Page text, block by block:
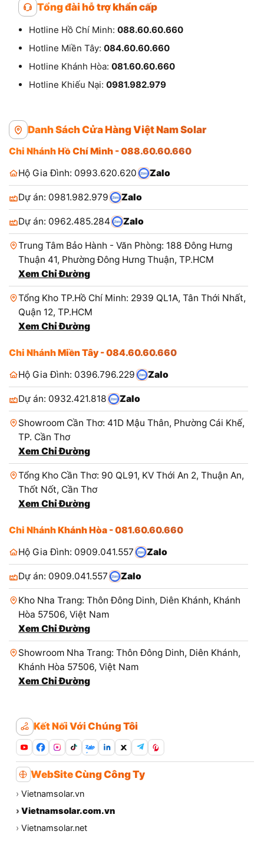
Tổng đài hỗ trợ khẩn cấp
Hotline Hồ Chí Minh: 088.60.60.660
Hotline Miền Tây: 084.60.60.660
Hotline Khánh Hòa: 081.60.60.660
Hotline Khiếu Nại: 0981.982.979
Danh Sách Cửa Hàng Việt Nam Solar
Chi Nhánh Hồ Chí Minh - 088.60.60.660
Hộ Gia Đình: 0993.620.620
Zalo
Dự án: 0981.982.979 Zalo
Dự án: 0962.485.284 Zalo
Trung Tâm Bảo Hành - Văn Phòng: 188 Đông Hưng
Thuận 41, Phường Đông Hưng Thuận, TP.HCM
Xem Chỉ Đường
Tổng Kho TP.Hồ Chí Minh: 2939 QL1A, Tân Thới Nhất,
Quận 12, TP.HCM
Xem Chỉ Đường
Chi Nhánh Miền Tây - 084.60.60.660
Hộ Gia Đình: 0396.796.229
Zalo
Dự án: 0932.421.818 Zalo
Showroom Cần Thơ: 41D Mậu Thân, Phường Cái Khế,
TP. Cần Thơ
Xem Chỉ Đường
Tổng Kho Cần Thơ: 90 QL91, KV Thới An 2, Thuận An,
Thốt Nốt, Cần Thơ
Xem Chỉ Đường
Chi Nhánh Khánh Hòa - 081.60.60.660
Hộ Gia Đình: 0909.041.557
Zalo
Dự án: 0909.041.557 Zalo
Kho Nha Trang: Thôn Đông Dinh, Diên Khánh, Khánh
Hòa 57506, Việt Nam
Xem Chỉ Đường
Showroom Nha Trang: Thôn Đông Dinh, Diên Khánh,
Khánh Hòa 57506, Việt Nam
Xem Chỉ Đường
Kết Nối Với Chúng Tôi
Zalo
WebSite Cùng Công Ty
› Vietnamsolar.vn
› Vietnamsolar.com.vn
› Vietnamsolar.net